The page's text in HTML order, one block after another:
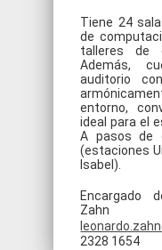
Tiene 24
de
talleres de
Además,
auditorio
entorno,
ideal para el
A pasos de
(estaciones
Isabel).
Encargado
Zahn
2328 1654